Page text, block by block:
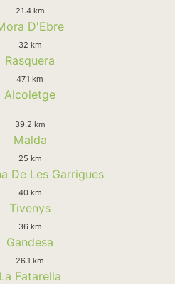
21.4 km
D'Ebre
32 km
Rasquera
47.1 km
Alcoletge
39.2 km
Malda
25 km
De Les Garrigues
40 km
Tivenys
36 km
Gandesa
26.1 km
La Fatarella